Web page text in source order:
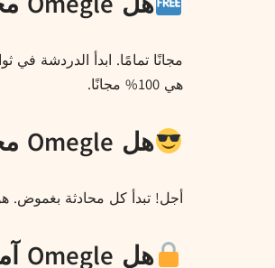
مجانًا تمامًا. ابدأ الدردشة
هي 100% مجانًا.
هل Omegle مجهول؟
أجل! تبدأ كل محادثة بغموض.
هل Omegle آمن؟